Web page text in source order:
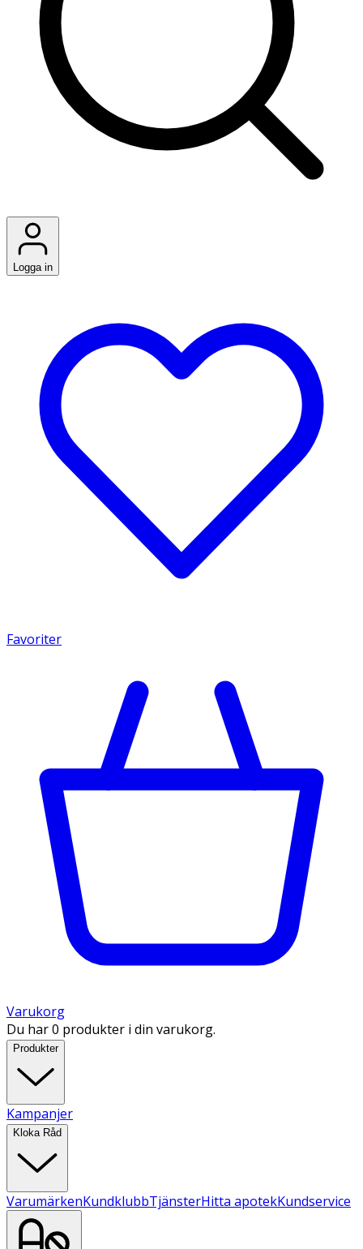
Logga in
Favoriter
Varukorg
Du har 0 produkter i din varukorg.
Produkter
Kampanjer
Kloka Råd
VarumärkenKundklubbTjänsterHitta apotekKundservice